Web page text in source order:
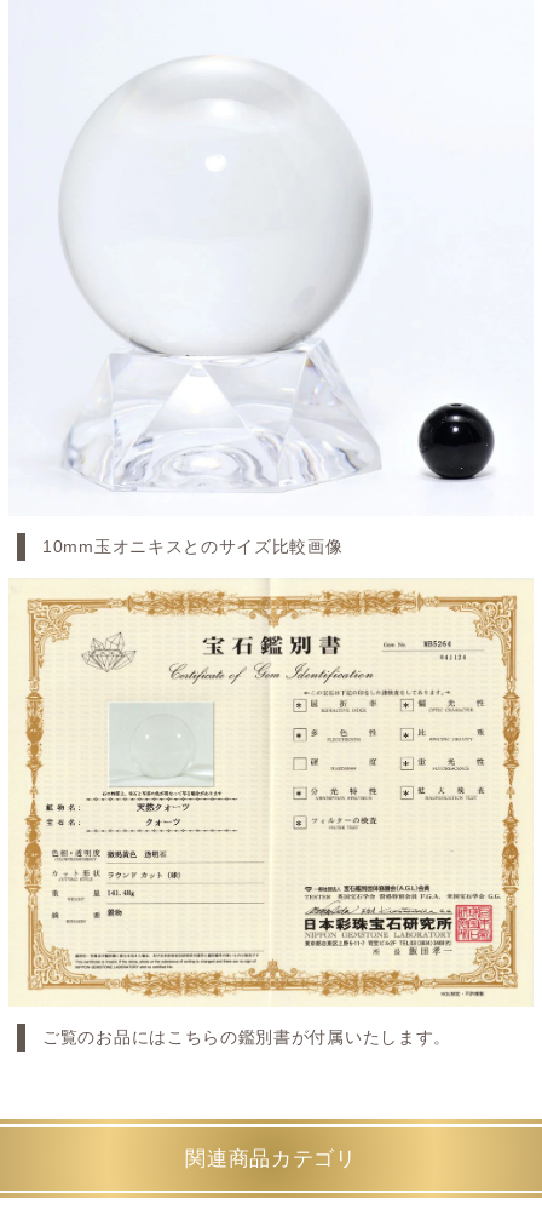
10mm玉オニキスとのサイズ比較画像
ご覧のお品にはこちらの鑑別書が付属いたします。
関連商品カテゴリ